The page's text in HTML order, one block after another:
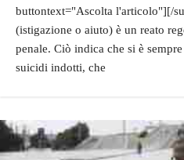
buttontext="Ascolta l'articolo"][/
(istigazione o aiuto) è un reato
penale. Ciò indica che si è
suicidi indotti, che